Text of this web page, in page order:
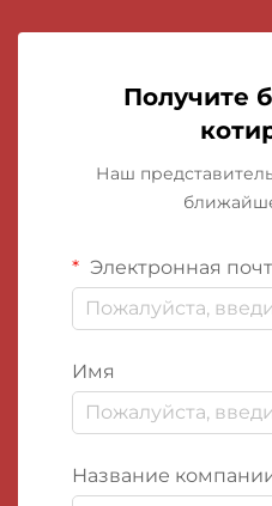
Получите
Наш
Электронная
Имя
Название